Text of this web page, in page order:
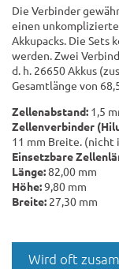
Die Verbinder
einen
Akkupacks. Die Sets
werden. Zwei
d. h. 26650 Akkus
Gesamtlänge von
Zellenabstand: 1,5
Zellenverbinder
11 mm Breite. (nicht
Einsetzbare
Länge:82,00 mm
Höhe:9,80 mm
Breite: 27,30 mm
Wird oft